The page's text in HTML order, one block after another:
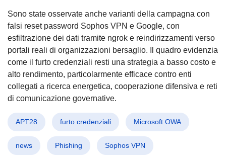
Sono state osservate anche varianti della campagna con
falsi reset password Sophos VPN e Google, con
esfiltrazione dei dati tramite ngrok e reindirizzamenti verso
portali reali di organizzazioni bersaglio. Il quadro evidenzia
come il furto credenziali resti una strategia a basso costo e
alto rendimento, particolarmente efficace contro enti
collegati a ricerca energetica, cooperazione difensiva e reti
di comunicazione governative.
APT28 furto credenziali Microsoft OWA
news Phishing Sophos VPN